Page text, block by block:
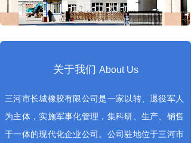
关于我们 About Us
三河市长城橡胶有限公司是一家以转、退役军人
为主体，实施军事化管理，集科研、生产、销售
于一体的现代化企业公司。公司驻地位于三河市